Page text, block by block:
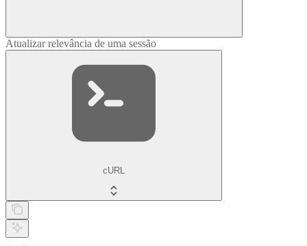
Atualizar relevância de uma sessão
cURL